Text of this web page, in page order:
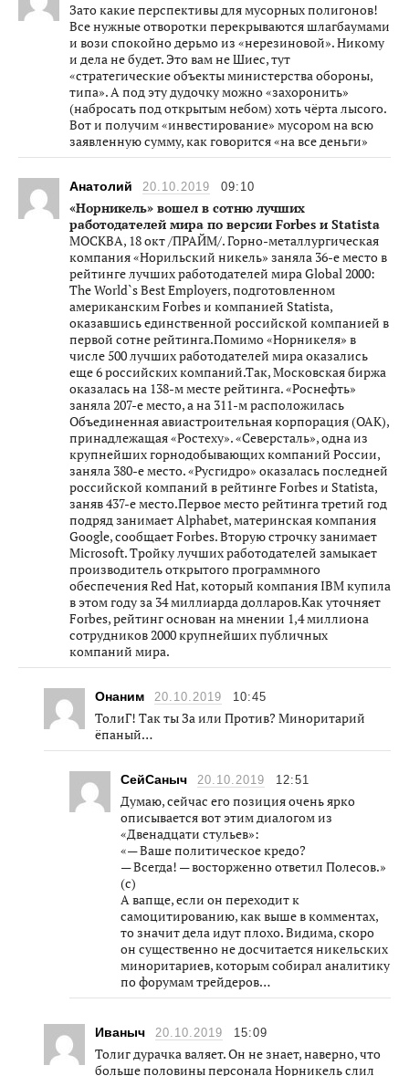
Зато какие перспективы для мусорных полигонов!
Все нужные отворотки перекрываются шлагбаумами
и вози спокойно дерьмо из «нерезиновой». Никому
и дела не будет. Это вам не Шиес, тут
«стратегические объекты министерства обороны,
типа». А под эту дудочку можно «захоронить»
(набросать под открытым небом) хоть чёрта лысого.
Вот и получим «инвестирование» мусором на всю
заявленную сумму, как говорится «на все деньги»
Анатолий 20.10.2019 09:10
«Норникель» вошел в сотню лучших
работодателей мира по версии Forbes и Statista
МОСКВА, 18 окт /ПРАЙМ/. Горно-металлургическая
компания «Норильский никель» заняла 36-е место в
рейтинге лучших работодателей мира Global 2000:
The World`s Best Employers, подготовленном
американским Forbes и компанией Statista,
оказавшись единственной российской компанией в
первой сотне рейтинга.Помимо «Норникеля» в
числе 500 лучших работодателей мира оказались
еще 6 российских компаний.Так, Московская биржа
оказалась на 138-м месте рейтинга. «Роснефть»
заняла 207-е место, а на 311-м расположилась
Объединенная авиастроительная корпорация (ОАК),
принадлежащая «Ростеху». «Северсталь», одна из
крупнейших горнодобывающих компаний России,
заняла 380-е место. «Русгидро» оказалась последней
российской компаний в рейтинге Forbes и Statista,
заняв 437-е место.Первое место рейтинга третий год
подряд занимает Alphabet, материнская компания
Google, сообщает Forbes. Вторую строчку занимает
Microsoft. Тройку лучших работодателей замыкает
производитель открытого программного
обеспечения Red Hat, который компания IBM купила
в этом году за 34 миллиарда долларов.Как уточняет
Forbes, рейтинг основан на мнении 1,4 миллиона
сотрудников 2000 крупнейших публичных
компаний мира.
Онаним 20.10.2019 10:45
ТолиГ! Так ты За или Против? Миноритарий
ёпаный…
СейСаныч 20.10.2019 12:51
Думаю, сейчас его позиция очень ярко
описывается вот этим диалогом из
«Двенадцати стульев»:
«— Ваше политическое кредо?
— Всегда! — восторженно ответил Полесов.»
(с)
А вапще, если он переходит к
самоцитированию, как выше в комментах,
то значит дела идут плохо. Видима, скоро
он существенно не досчитается никельских
миноритариев, которым собирал аналитику
по форумам трейдеров…
Иваныч 20.10.2019 15:09
Толиг дурачка валяет. Он не знает, наверно, что
больше половины персонала Норникель слил